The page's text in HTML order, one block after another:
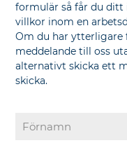
formulär så får du ditt
villkor inom en
Om du har ytterligare
meddelande till oss
alternativt skicka ett
skicka.